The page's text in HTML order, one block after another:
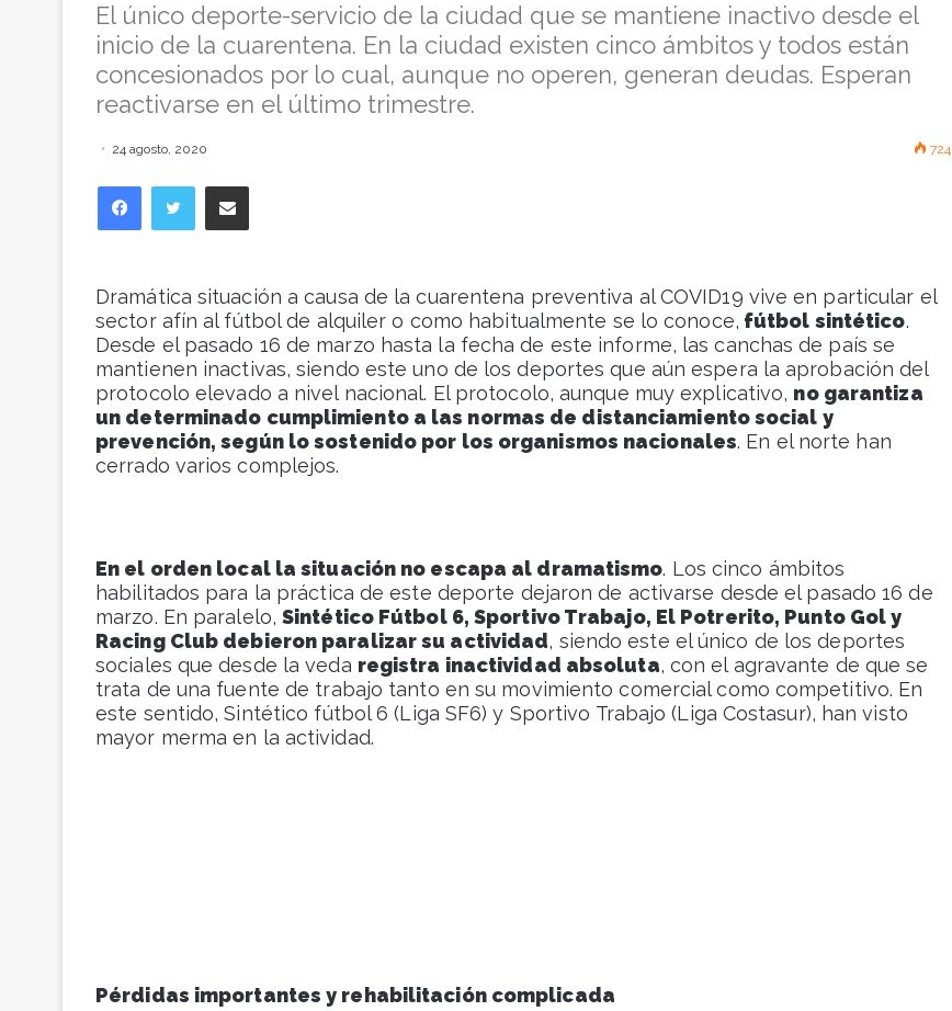
El único deporte-servicio de la ciudad que se mantiene inactivo desde el
inicio de la cuarentena. En la ciudad existen cinco ámbitos y todos están
concesionados por lo cual, aunque no operen, generan deudas. Esperan
reactivarse en el último trimestre.
24 agosto, 2020 724
Facebook
Dramática situación a causa de la cuarentena preventiva al COVID19 vive en particular el
sector afín al fútbol de alquiler o como habitualmente se lo conoce, fútbol sintético.
Desde el pasado 16 de marzo hasta la fecha de este informe, las canchas de país se
mantienen inactivas, siendo este uno de los deportes que aún espera la aprobación del
protocolo elevado a nivel nacional. El protocolo, aunque muy explicativo, no garantiza
un determinado cumplimiento a las normas de distanciamiento social y
prevención, según lo sostenido por los organismos nacionales. En el norte han
cerrado varios complejos.
En el orden local la situación no escapa al dramatismo. Los cinco ámbitos
habilitados para la práctica de este deporte dejaron de activarse desde el pasado 16 de
marzo. En paralelo,Sintético Fútbol 6, Sportivo Trabajo, El Potrerito, Punto Gol y
Racing Club debieron paralizar su actividad, siendo este el único de los deportes
sociales que desde la veda registra inactividad absoluta, con el agravante de que se
trata de una fuente de trabajo tanto en su movimiento comercial como competitivo. En
este sentido, Sintético fútbol 6 (Liga SF6) y Sportivo Trabajo (Liga Costasur), han visto
mayor merma en la actividad.
Pérdidas importantes y rehabilitación complicada